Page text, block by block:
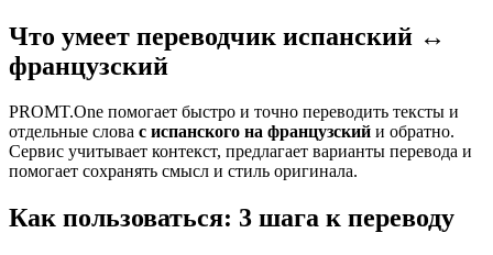
Что умеет переводчик испанский ↔
французский
PROMT.One помогает быстро и точно переводить тексты и
отдельные слова с испанского на французский и обратно.
Сервис учитывает контекст, предлагает варианты перевода и
помогает сохранять смысл и стиль оригинала.
Как пользоваться: 3 шага к переводу